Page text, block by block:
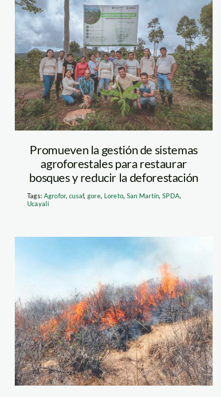
agrofor – gores
Promueven la gestión de sistemas
agroforestales para restaurar
bosques y reducir la deforestación
Tags: Agrofor, cusaf, gore, Loreto, San Martín, SPDA,
Ucayali
La comunidad ha
mineros ilegales pero,
constantes patrullajes
echar a los invasores.
los taladores ilegales,
llegan para robarles
Diego Pérez / SPDA
incendio-forestal
—serfor
Foto: Diego Pérez / SPDA